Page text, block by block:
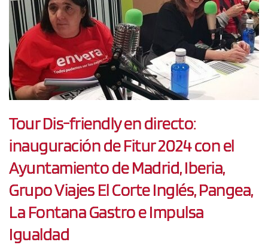
Tour Dis-friendly en directo:
inauguración de Fitur 2024 con el
Ayuntamiento de Madrid, Iberia,
Grupo Viajes El Corte Inglés, Pangea,
La Fontana Gastro e Impulsa
Igualdad